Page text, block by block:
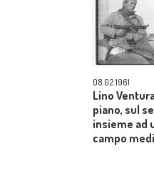
08.02.1961
Lino
piano, sul
insieme ad
campo